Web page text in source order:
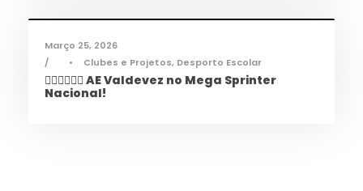
Março 25, 2026
•
Clubes e Projetos, Desporto Escolar
🏃‍♀️🏃‍♂️🏃‍♀️ AE Valdevez no Mega Sprinter
Nacional!